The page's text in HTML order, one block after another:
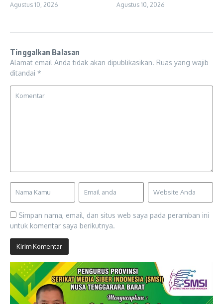
Agustus 10, 2026 Agustus 10, 2026
Tinggalkan Balasan
Alamat email Anda tidak akan dipublikasikan. Ruas yang wajib
ditandai *
Simpan nama, email, dan situs web saya pada peramban ini
untuk komentar saya berikutnya.